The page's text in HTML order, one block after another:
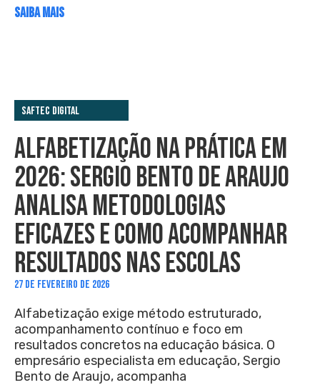
SAIBA MAIS
Saftec Digital
ALFABETIZAÇÃO NA PRÁTICA EM
2026: SERGIO BENTO DE ARAUJO
ANALISA METODOLOGIAS
EFICAZES E COMO ACOMPANHAR
RESULTADOS NAS ESCOLAS
27 DE FEVEREIRO DE 2026
Alfabetização exige método estruturado,
acompanhamento contínuo e foco em
resultados concretos na educação básica. O
empresário especialista em educação, Sergio
Bento de Araujo, acompanha